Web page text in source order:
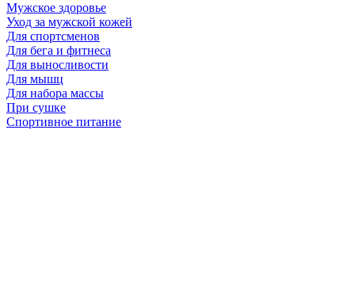
Мужское здоровье
Уход за мужской кожей
Для спортсменов
Для бега и фитнеса
Для выносливости
Для мышц
Для набора массы
При сушке
Спортивное питание